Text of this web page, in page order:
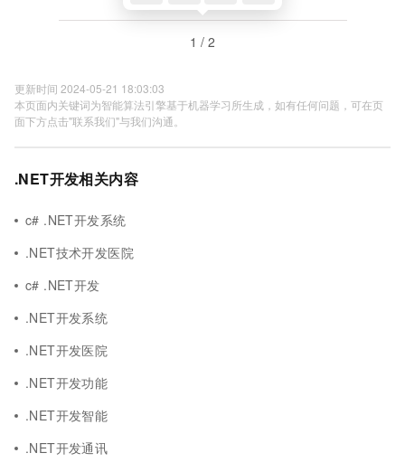
1 / 2
更新时间 2024-05-21 18:03:03
本页面内关键词为智能算法引擎基于机器学习所生成，如有任何问题，可在页
面下方点击"联系我们"与我们沟通。
.NET开发相关内容
c# .NET开发系统
.NET技术开发医院
c# .NET开发
.NET开发系统
.NET开发医院
.NET开发功能
.NET开发智能
.NET开发通讯